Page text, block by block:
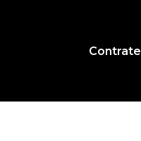
Contrate